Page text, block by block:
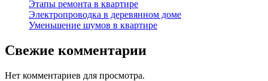
Этапы ремонта в квартире
Электропроводка в деревянном доме
Уменьшение шумов в квартире
Свежие комментарии
Нет комментариев для просмотра.